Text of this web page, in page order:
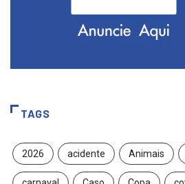
TAGS
2026 acidente Animais